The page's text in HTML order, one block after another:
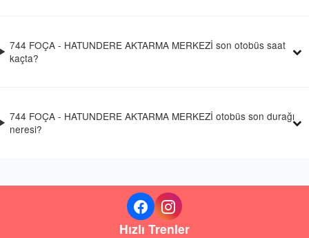
744 FOÇA - HATUNDERE AKTARMA MERKEZİ son otobüs saat
kaçta?
744 FOÇA - HATUNDERE AKTARMA MERKEZİ otobüs son durağı
neresi?
Hızlı Trenler